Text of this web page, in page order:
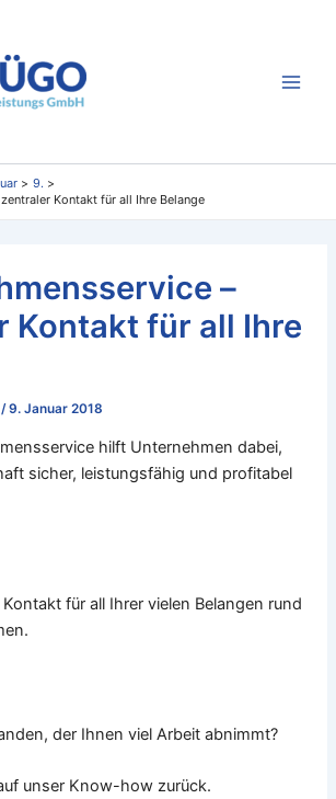
9.
Kontakt für all Ihre Belange
–
Kontakt für all Ihre
/9. Januar 2018
hilft Unternehmen dabei,
sicher, leistungsfähig und profitabel
für all Ihrer vielen Belangen rund
der Ihnen viel Arbeit abnimmt?
unser Know-how zurück.